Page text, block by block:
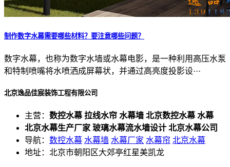
制作数字水幕需要哪些材料？要注意哪些问题？
数字水幕，也称为数字水墙或水幕电影，是一种利用高压水泵
和特制喷嘴将水喷洒成屏幕状，并通过高亮度投影设···
北京逸品佳宸装饰工程有限公司
主营： 数控水幕 拉线水帘 水幕墙 北京数控水幕 水幕
北京水幕生产厂家 玻璃水幕流水墙设计 北京水幕公司
导航： 数控水幕 水幕墙 水幕厂家 水幕帘 北京水幕
地址：北京市朝阳区大郊亭红星美凯龙